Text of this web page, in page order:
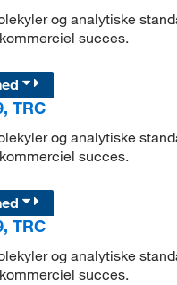
og analytiske
succes.
TRC
og analytiske
succes.
TRC
og analytiske
succes.